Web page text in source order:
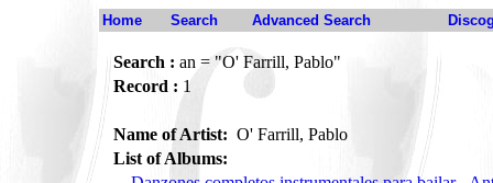
Home Search Advanced Search
Search : an = "O' Farrill, Pablo"
Record : 1
Name of Artist: O' Farrill, Pablo
List of Albums: